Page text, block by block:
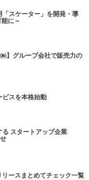
スケーター」を開発・導
に～
】グループ会社で販売力の
ビスを本格始動
スタートアップ企業
リースまとめてチェック一覧